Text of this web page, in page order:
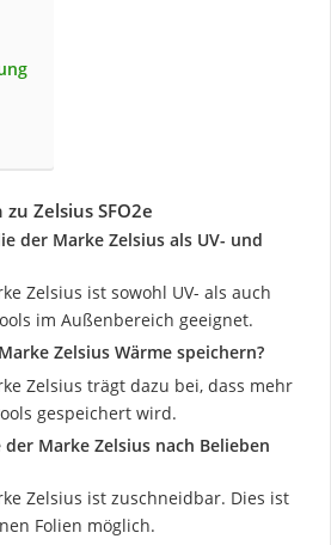
‎Zelsius SFO2e
der Marke ‎Zelsius als UV- und
‎Zelsius ist sowohl UV- als auch
im Außenbereich geeignet.
‎Zelsius Wärme speichern?
‎Zelsius trägt dazu bei, dass mehr
gespeichert wird.
Marke ‎Zelsius nach Belieben
‎Zelsius ist zuschneidbar. Dies ist
Folien möglich.